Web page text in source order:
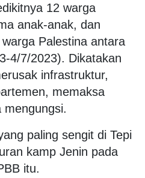
12 warga
anak-anak, dan
Palestina antara
4/7/2023). Dikatakan
infrastruktur,
memaksa
mengungsi.
paling sengit di Tepi
kamp Jenin pada
itu.